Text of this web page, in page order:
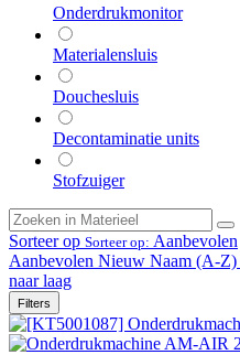
Onderdrukmonitor
Materialensluis
Douchesluis
Decontaminatie units
Stofzuiger
Sorteer op Sorteer op: Aanbevolen
Aanbevolen Nieuw Naam (A-Z)
naar laag
Filters